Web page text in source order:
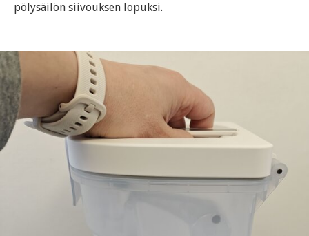
pölysäilön siivouksen lopuksi.